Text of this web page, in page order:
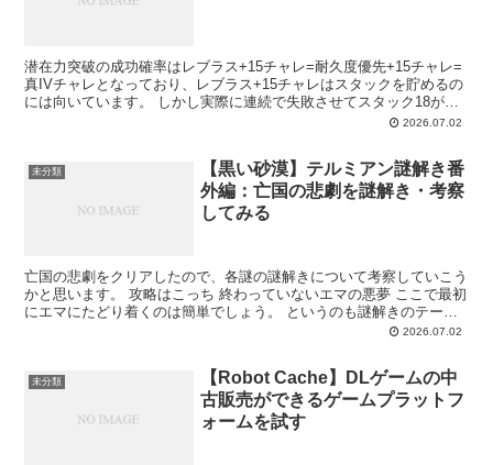
潜在力突破の成功確率はレブラス+15チャレ=耐久度優先+15チャレ=
真IVチャレとなっており、レブラス+15チャレはスタックを貯めるの
には向いています。 しかし実際に連続で失敗させてスタック18が貯
2026.07.02
未分類
【黒い砂漠】テルミアン謎解き番
外編：亡国の悲劇を謎解き・考察
してみる
亡国の悲劇をクリアしたので、各謎の謎解きについて考察していこう
かと思います。 攻略はこっち 終わっていないエマの悪夢 ここで最初
にエマにたどり着くのは簡単でしょう。 というのも謎解きのテーマ
2026.07.02
未分類
【Robot Cache】DLゲームの中
古販売ができるゲームプラットフ
ォームを試す